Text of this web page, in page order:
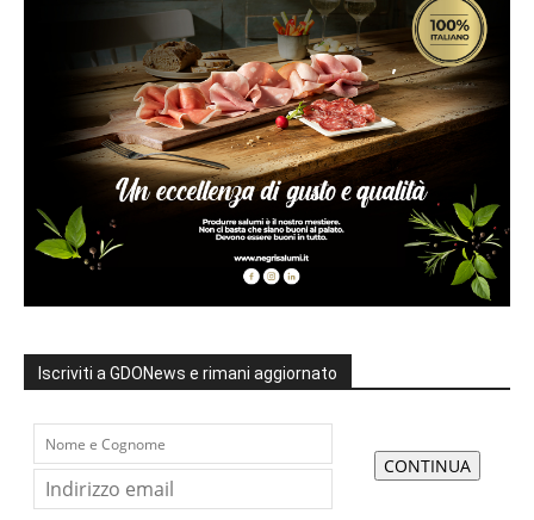
Iscriviti a GDONews e rimani aggiornato